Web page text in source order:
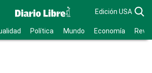
Edición USA
Política Mundo Economía